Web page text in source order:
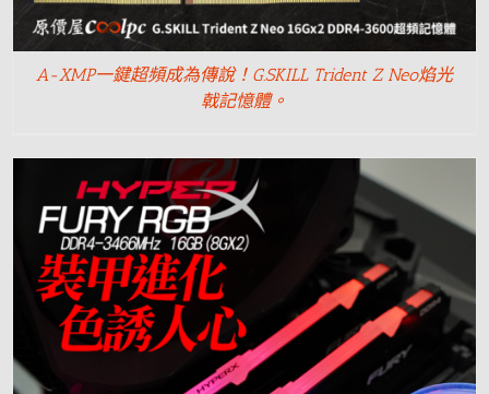
A-XMP一鍵超頻成為傳說！G.SKILL Trident Z Neo焰光
戟記憶體。